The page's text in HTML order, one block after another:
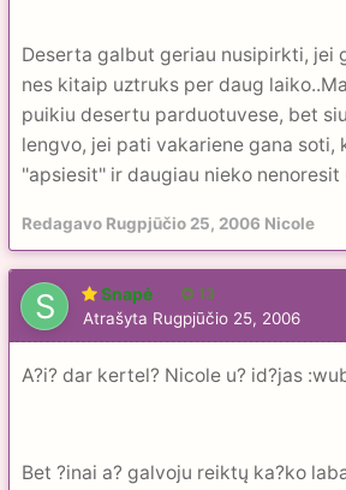
Deserta galbut geriau nusipirkti, jei
nes kitaip uztruks per daug
puikiu desertu parduotuvese, bet
lengvo, jei pati vakariene gana soti,
''apsiesit'' ir daugiau nieko nenoresit
Redagavo Rugpjūčio 25, 2006 Nicole
Snapė 13
Atrašyta Rugpjūčio 25, 2006
A?i? dar kertel? Nicole u? id?jas
Bet ?inai a? galvoju reiktų ka?ko